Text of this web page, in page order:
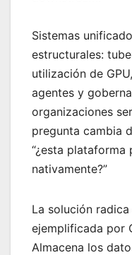
Sistemas
estructurales:
utilización de
agentes y
organizaciones
pregunta cambia
“¿esta plataforma
nativamente?”
La solución
ejemplificada por
Almacena los